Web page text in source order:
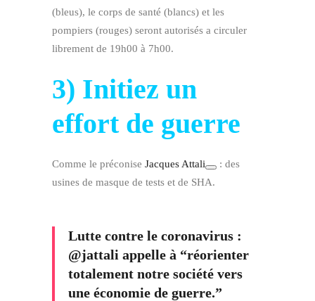
(bleus), le corps de santé (blancs) et les
pompiers (rouges) seront autorisés a circuler
librement de 19h00 à 7h00.
3) Initiez un
effort de guerre
Comme le préconise Jacques Attali
: des
usines de masque de tests et de SHA.
Lutte contre le coronavirus :
@jattali appelle à “réorienter
totalement notre société vers
une économie de guerre.”